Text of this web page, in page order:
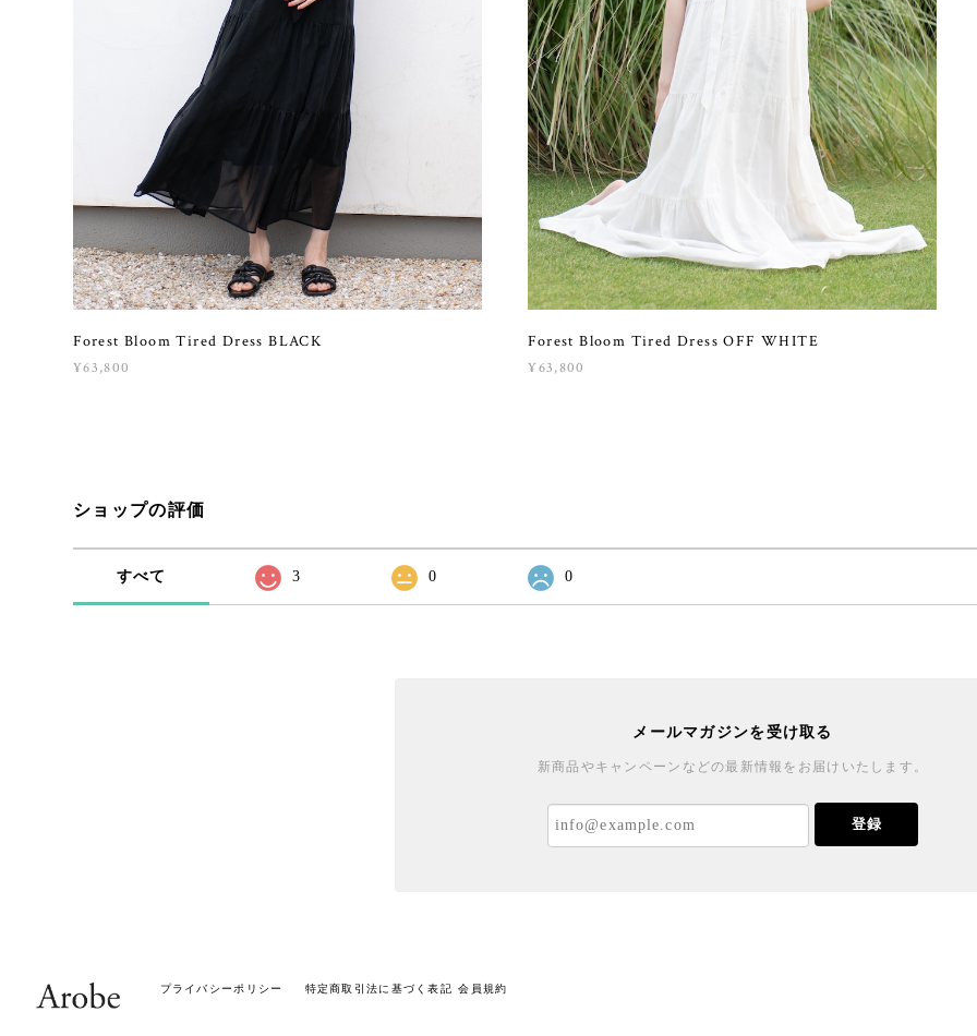
Forest Bloom Tired Dress BLACK
¥63,800
Forest Bloom Tired Dress OFF WHITE
¥63,800
ショップの評価
すべて 3 0 0
メールマガジンを受け取る
新商品やキャンペーンなどの最新情報をお届けいたします。
登録
プライバシーポリシー 特定商取引法に基づく表記 会員規約